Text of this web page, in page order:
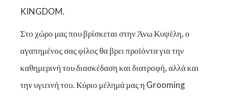
KINGDOM.
Στο χώρο μας που βρίσκεται στην Άνω Κυψέλη, ο
αγαπημένος σας φίλος θα βρει προϊόντα για την
καθημερινή του διασκέδαση και διατροφή, αλλά και
την υγιεινή του. Κύριο μέλημά μας η Grooming